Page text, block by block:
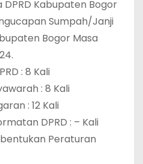
DPRD Kabupaten Bogor
Sumpah/Janji
Bogor Masa
: 8 Kali
: 8 Kali
: 12 Kali
DPRD : – Kali
Peraturan